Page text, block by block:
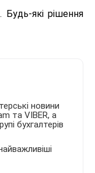
які рішення
новини
та VIBER, а
бухгалтерів